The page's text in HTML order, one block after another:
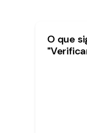
O que